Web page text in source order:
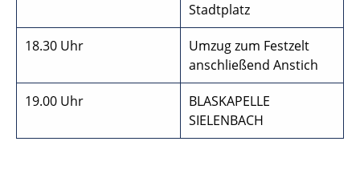
Stadtplatz
18.30 Uhr
Umzug zum Festzelt
anschließend Anstich
19.00 Uhr
BLASKAPELLE
SIELENBACH